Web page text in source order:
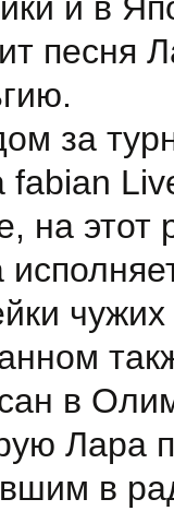
песня
за
fabian
на этот
в
Лара
в